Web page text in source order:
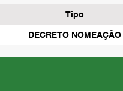
Tipo
DECRETO NOMEAÇÃO